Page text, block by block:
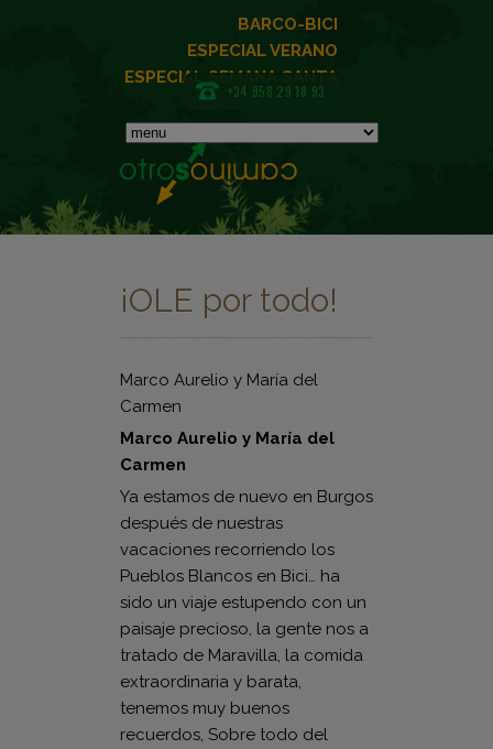
BARCO-BICI
ESPECIAL VERANO
ESPECIAL SEMANA SANTA
+34 958 29 18 93
¡OLE por todo!
Marco Aurelio y María del
Carmen
Marco Aurelio y María del
Carmen
Ya estamos de nuevo en Burgos
después de nuestras
vacaciones recorriendo los
Pueblos Blancos en Bici… ha
sido un viaje estupendo con un
paisaje precioso, la gente nos a
tratado de Maravilla, la comida
extraordinaria y barata,
tenemos muy buenos
recuerdos, Sobre todo del